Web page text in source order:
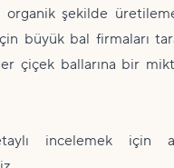
organik şekilde
büyük bal firmaları
çiçek ballarına bir
incelemek için